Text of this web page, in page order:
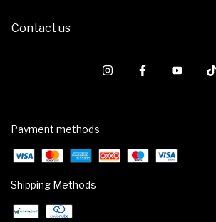
Contact us
Payment methods
Shipping Methods